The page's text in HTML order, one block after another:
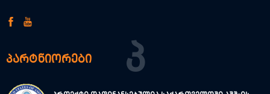
პარტნიორები Პ